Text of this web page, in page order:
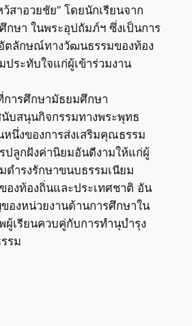
สาอวยชัย” โดยนักเรียนจาก
กษา ในพระอุปถัมภ์ฯ ซึ่งเป็นการ
ตลักษณ์ทางวัฒนธรรมของท้อง
ประทับใจแก่ผู้เข้าร่วมงาน
การศึกษามัธยมศึกษา
บสนุนกิจกรรมทางพระพุทธ
นึ่งของการส่งเสริมคุณธรรม
ปลูกฝังค่านิยมอันดีงามให้แก่ผู้
ดำรงรักษาขนบธรรมเนียม
องท้องถิ่นและประเทศชาติ อัน
องหน่วยงานด้านการศึกษาใน
เรียนควบคู่กับการทำนุบำรุง
รม